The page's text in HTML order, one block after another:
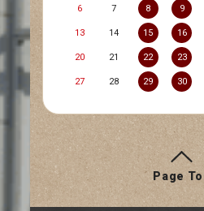
6 7 8 9
13 14 15 16
20 21 22 23
27 28 29 30
Page